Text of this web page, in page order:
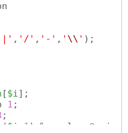
, '/' , '-' , ' \\ ' )
[$i] ;
1
;
($i +1 ) % scalar @spin